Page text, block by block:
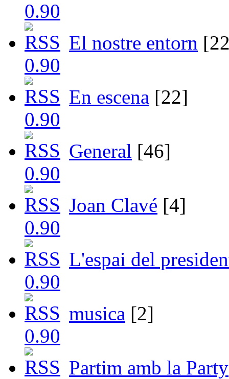
El nostre entorn
En escena [22]
General [46]
Joan Clavé [4]
L'espai del
musica [2]
Partim amb la Party